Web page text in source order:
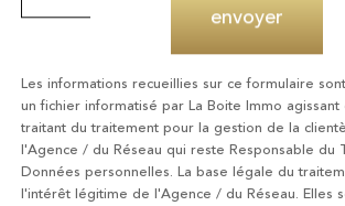
envoyer
Les informations recueillies sur ce formulaire
un fichier informatisé par La Boite Immo agissant
traitant du traitement pour la gestion de la
l'Agence / du Réseau qui reste Responsable du
Données personnelles. La base légale du
l'intérêt légitime de l'Agence / du Réseau. Elles